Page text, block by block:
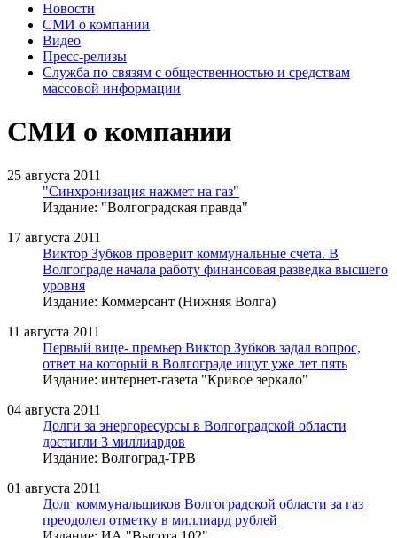
Новости
СМИ о компании
Видео
Пресс-релизы
Служба по связям с общественностью и средствам
массовой информации
СМИ о компании
25 августа 2011
"Синхронизация нажмет на газ"
Издание: "Волгоградская правда"
17 августа 2011
Виктор Зубков проверит коммунальные счета. В
Волгограде начала работу финансовая разведка высшего
уровня
Издание: Коммерсант (Нижняя Волга)
11 августа 2011
Первый вице- премьер Виктор Зубков задал вопрос,
ответ на который в Волгограде ищут уже лет пять
Издание: интернет-газета "Кривое зеркало"
04 августа 2011
Долги за энергоресурсы в Волгоградской области
достигли 3 миллиардов
Издание: Волгоград-ТРВ
01 августа 2011
Долг коммунальщиков Волгоградской области за газ
преодолел отметку в миллиард рублей